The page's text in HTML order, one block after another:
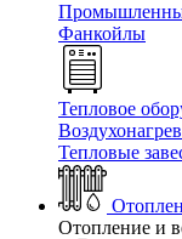
Фанкойлы
Тепловое
Тепловые
Отопление и